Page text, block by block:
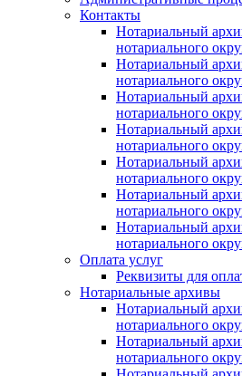
Контакты
Нотариальный
нотариального
Нотариальный
нотариального
Нотариальный
нотариального
Нотариальный
нотариального
Нотариальный
нотариального
Нотариальный
нотариального
Нотариальный
нотариального
Оплата услуг
Реквизиты для
Нотариальные архивы
Нотариальный
нотариального
Нотариальный
нотариального